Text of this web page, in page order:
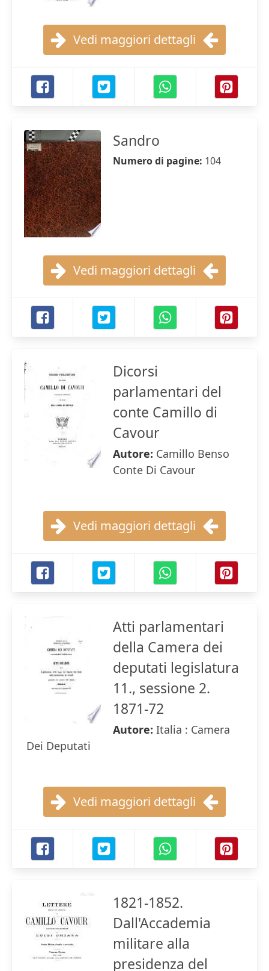
Vedi maggiori dettagli
Sandro
Numero di pagine: 104
Vedi maggiori dettagli
Dicorsi
parlamentari del
conte Camillo di
Cavour
Autore: Camillo Benso
Conte Di Cavour
Vedi maggiori dettagli
Atti parlamentari
della Camera dei
deputati legislatura
11., sessione 2.
1871-72
Autore: Italia : Camera
Dei Deputati
Vedi maggiori dettagli
1821-1852.
Dall'Accademia
militare alla
presidenza del